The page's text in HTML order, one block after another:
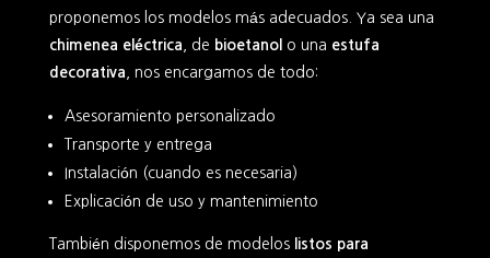
proponemos los modelos más adecuados. Ya sea una
chimenea eléctrica , de bioetanol o una estufa
decorativa , nos encargamos de todo:
Asesoramiento personalizado
Transporte y entrega
Instalación (cuando es necesaria)
Explicación de uso y mantenimiento
También disponemos de modelos listos para